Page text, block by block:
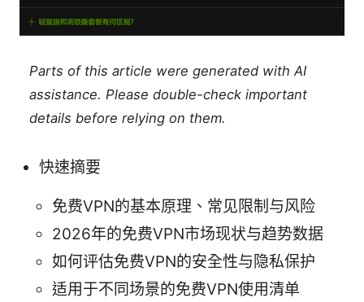
Parts of this article were generated with AI
assistance. Please double-check important
details before relying on them.
快速摘要
免费VPN的基本原理、常见限制与风险
2026年的免费VPN市场现状与趋势数据
如何评估免费VPN的安全性与隐私保护
适用于不同场景的免费VPN使用清单